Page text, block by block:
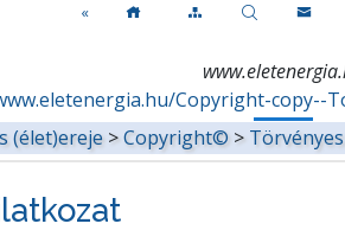
«
Copyright-copy--
(élet)ereje >Copyright© >